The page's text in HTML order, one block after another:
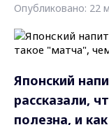
Опубликовано: 22
Японский
рассказали,
полезна, и